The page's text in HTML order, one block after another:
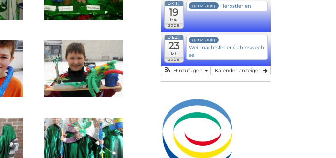
OKT.
19
Mo.
2026
ganztägig Herbstferien
DEZ.
23
Mi.
2026
ganztägig
Weihnachtsferien/Jahreswech
sel
Kalender anzeigen
Hinzufügen